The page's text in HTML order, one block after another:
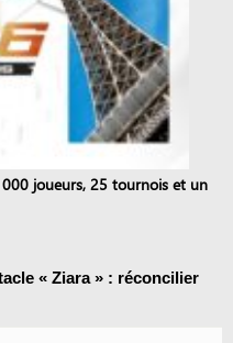
joueurs, 25 tournois et un
« Ziara » : réconcilier